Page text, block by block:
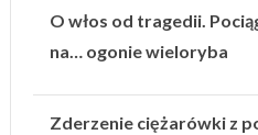
O włos od tragedii.
na… ogonie wieloryba
Zderzenie ciężarówki z